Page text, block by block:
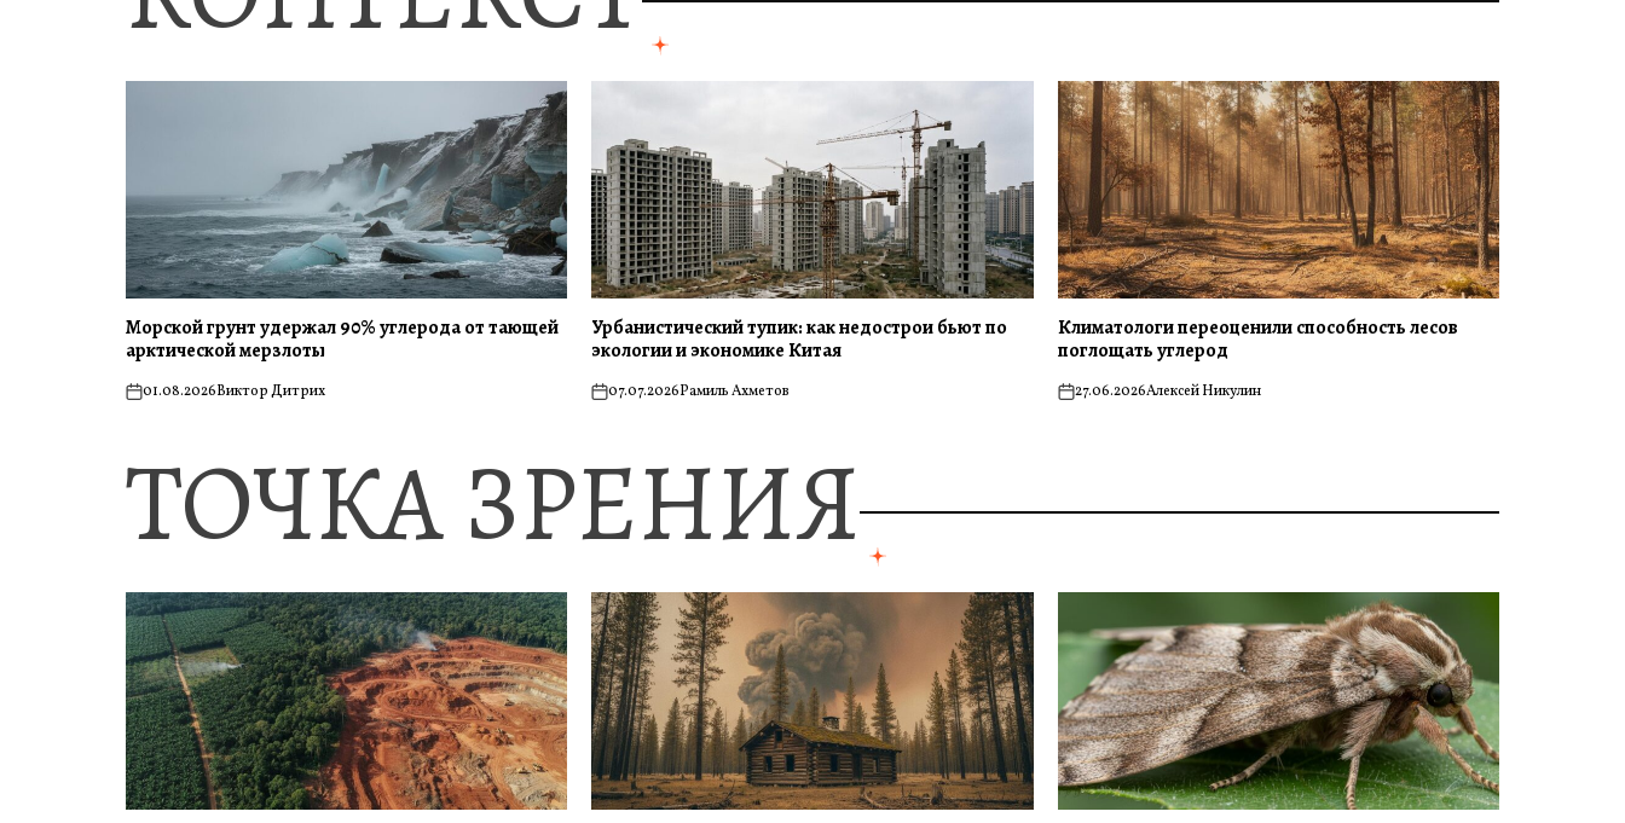
Морской грунт удержал 90% углерода от тающей
арктической мерзлоты
on01.08.2026Виктор Дитрих
Урбанистический тупик: как недострои бьют по
экологии и экономике Китая
on07.07.2026Рамиль Ахметов
Климатологи переоценили способность лесов
поглощать углерод
on27.06.2026Алексей Никулин
ТОЧКА ЗРЕНИЯ